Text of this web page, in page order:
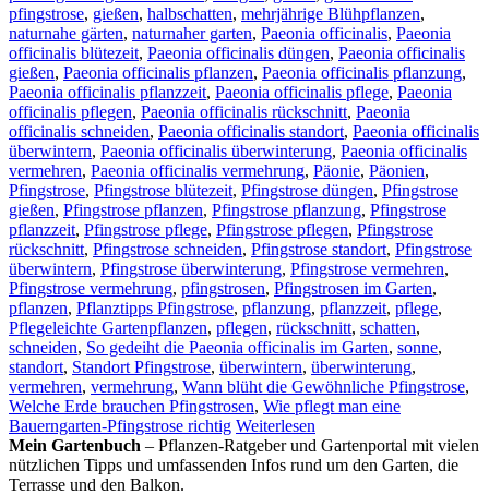
pfingstrose, gießen, halbschatten, mehrjährige Blühpflanzen,
naturnahe gärten, naturnaher garten, Paeonia officinalis, Paeonia
officinalis blütezeit, Paeonia officinalis düngen, Paeonia officinalis
gießen, Paeonia officinalis pflanzen, Paeonia officinalis pflanzung,
Paeonia officinalis pflanzzeit, Paeonia officinalis pflege, Paeonia
officinalis pflegen, Paeonia officinalis rückschnitt, Paeonia
officinalis schneiden, Paeonia officinalis standort, Paeonia officinalis
überwintern, Paeonia officinalis überwinterung, Paeonia officinalis
vermehren, Paeonia officinalis vermehrung, Päonie, Päonien,
Pfingstrose, Pfingstrose blütezeit, Pfingstrose düngen, Pfingstrose
gießen, Pfingstrose pflanzen, Pfingstrose pflanzung, Pfingstrose
pflanzzeit, Pfingstrose pflege, Pfingstrose pflegen, Pfingstrose
rückschnitt, Pfingstrose schneiden, Pfingstrose standort, Pfingstrose
überwintern, Pfingstrose überwinterung, Pfingstrose vermehren,
Pfingstrose vermehrung, pfingstrosen, Pfingstrosen im Garten,
pflanzen, Pflanztipps Pfingstrose, pflanzung, pflanzzeit, pflege,
Pflegeleichte Gartenpflanzen, pflegen, rückschnitt, schatten,
schneiden, So gedeiht die Paeonia officinalis im Garten, sonne,
standort, Standort Pfingstrose, überwintern, überwinterung,
vermehren, vermehrung, Wann blüht die Gewöhnliche Pfingstrose,
Welche Erde brauchen Pfingstrosen, Wie pflegt man eine
Bauerngarten-Pfingstrose richtig Weiterlesen
Mein Gartenbuch – Pflanzen-Ratgeber und Gartenportal mit vielen
nützlichen Tipps und umfassenden Infos rund um den Garten, die
Terrasse und den Balkon.